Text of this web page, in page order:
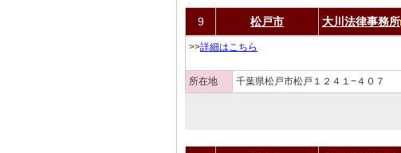
9 松戸市 大川法律事務所
>>詳細はこちら
所在地 千葉県松戸市松戸１２４１−４０７